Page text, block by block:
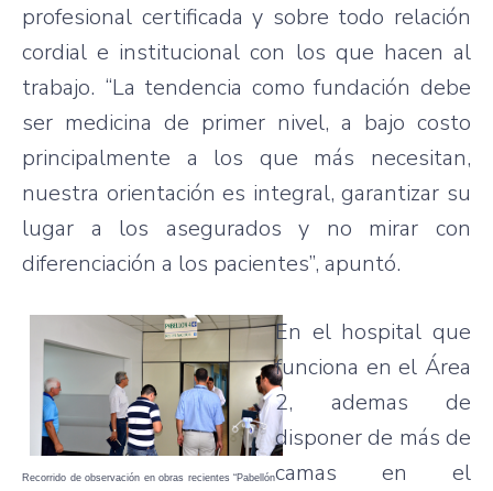
profesional certificada y sobre todo relación
cordial e institucional con los que hacen al
trabajo. “La tendencia como fundación debe
ser medicina de primer nivel, a bajo costo
principalmente a los que más necesitan,
nuestra orientación es integral, garantizar su
lugar a los asegurados y no mirar con
diferenciación a los pacientes”, apuntó.
Recorrido de observación en obras recientes “Pabellón
En el hospital que
funciona en el Área
2, ademas de
disponer de más de
camas en el